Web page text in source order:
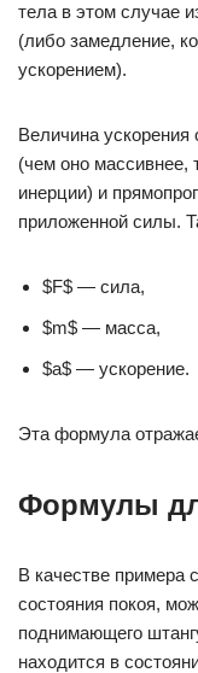
тела в этом случае
(либо замедление,
ускорением).
Величина ускорения
(чем оно массивнее,
инерции) и
приложенной силы.
$F$ — сила,
$m$ — масса,
$a$ — ускорение.
Эта формула
Формулы
В качестве примера
состояния покоя,
поднимающего
находится в